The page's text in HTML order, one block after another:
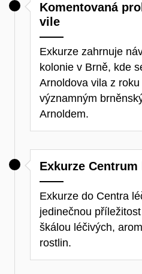
Komentovaná
vile
Exkurze zahrnuje
kolonie v Brně, kde
Arnoldova vila z
významným
Arnoldem.
Exkurze
Exkurze do Centra
jedinečnou
škálou léčivých,
rostlin.